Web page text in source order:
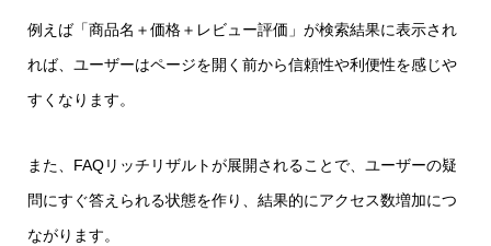
例えば「商品名＋価格＋レビュー評価」が検索結果に表示され
れば、ユーザーはページを開く前から信頼性や利便性を感じや
すくなります。
また、FAQリッチリザルトが展開されることで、ユーザーの疑
問にすぐ答えられる状態を作り、結果的にアクセス数増加につ
ながります。